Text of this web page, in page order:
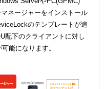
ネージャーをインストール
のテンプレートが追
配下のクライアントに対し
能になります。